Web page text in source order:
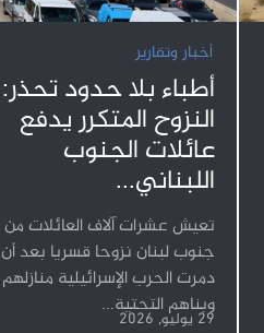
أخبار وتقارير
أطباء بلا حدود تحذر:
النزوح المتكرر يدفع
عائلات الجنوب
اللبناني...
تعيش عشرات آلاف العائلات من
جنوب لبنان نزوحا قسريا بعد أن
دمرت الحرب الإسرائيلية منازلهم
وبناهم التحتية...
29 يوليو, 2026